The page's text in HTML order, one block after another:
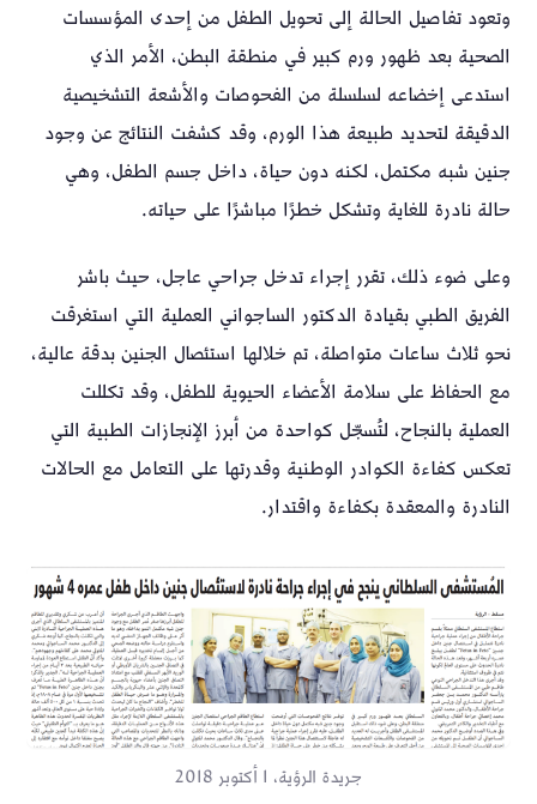
وتعود تفاصيل الحالة إلى تحويل الطفل من إحدى المؤسسات
الصحية بعد ظهور ورم كبير في منطقة البطن، الأمر الذي
استدعى إخضاعه لسلسلة من الفحوصات والأشعة التشخيصية
الدقيقة لتحديد طبيعة هذا الورم، وقد كشفت النتائج عن وجود
جنين شبه مكتمل، لكنه دون حياة، داخل جسم الطفل، وهي
حالة نادرة للغاية وتشكل خطرًا مباشرًا على حياته.
وعلى ضوء ذلك، تقرر إجراء تدخل جراحي عاجل، حيث باشر
الفريق الطبي بقيادة الدكتور الساجواني العملية التي استغرقت
نحو ثلاث ساعات متواصلة، تم خلالها استئصال الجنين بدقة عالية،
مع الحفاظ على سلامة الأعضاء الحيوية للطفل، وقد تكللت
العملية بالنجاح، لتُسجّل كواحدة من أبرز الإنجازات الطبية التي
تعكس كفاءة الكوادر الوطنية وقدرتها على التعامل مع الحالات
النادرة والمعقدة بكفاءة واقتدار.
جريدة الرؤية، 1 أكتوبر 2018